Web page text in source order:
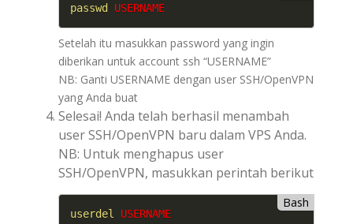
passwd USERNAME
Setelah itu masukkan password yang ingin
diberikan untuk account ssh “USERNAME”
NB: Ganti USERNAME dengan user SSH/OpenVPN
yang Anda buat
Selesai! Anda telah berhasil menambah
user SSH/OpenVPN baru dalam VPS Anda.
NB: Untuk menghapus user
SSH/OpenVPN, masukkan perintah berikut
Bash
userdel USERNAME